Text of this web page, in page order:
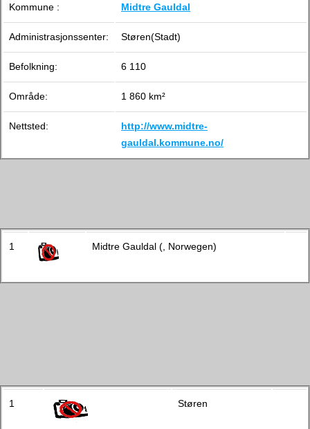
Kommune : Midtre Gauldal
Administrasjonssenter: Støren(Stadt)
Befolkning: 6 110
Område: 1 860 km²
Nettsted:
http://www.midtre-
gauldal.kommune.no/
1 Midtre Gauldal (, Norwegen)
1 Støren